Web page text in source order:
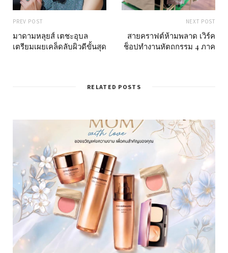
PREV POST
มาดามหลุยส์ เตชะอุบล
เตรียมเผยเคล็ดลับผิวดีขั้นสุด
NEXT POST
สายคราฟต์ห้ามพลาด เวิร์ค
ช็อปทำงานหัตถกรรม 4 ภาค
RELATED POSTS